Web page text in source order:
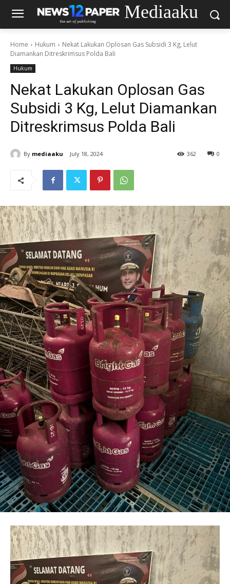
Mediaaku
Home Hukum
Nekat Lakukan Oplosan Gas Subsidi 3 Kg, Lelut
Diamankan Ditreskrimsus Polda Bali
Hukum
Nekat Lakukan Oplosan Gas
Subsidi 3 Kg, Lelut Diamankan
Ditreskrimsus Polda Bali
By mediaaku July 18, 2024 0
362